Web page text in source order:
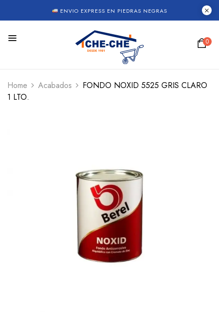
ENVIO EXPRESS EN PIEDRAS NEGRAS
0
Home Acabados
FONDO NOXID 5525 GRIS CLARO
1 LTO.